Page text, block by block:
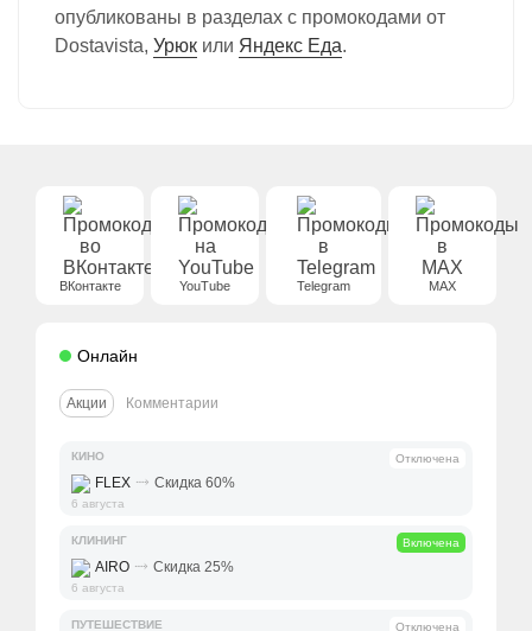
опубликованы в разделах с промокодами от
Dostavista, Урюк или Яндекс Еда.
ВКонтакте YouTube Telegram MAX
Онлайн
Акции Комментарии
КИНО Отключена
FLEX ⤑ Скидка 60%
6 августа
КЛИНИНГ Включена
AIRO ⤑ Скидка 25%
6 августа
ПУТЕШЕСТВИЕ Отключена